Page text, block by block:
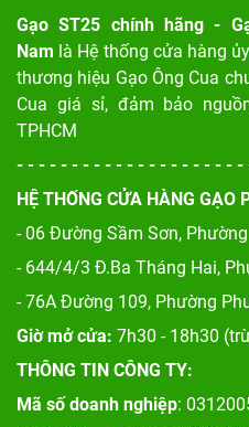
Gạo ST25 chính hãng -
Nam là Hệ thống cửa hàng
thương hiệu Gạo Ông Cua
Cua giá sỉ, đảm bảo
TPHCM
- - - - - - - - - - - - - - - - - - - -
HỆ THỐNG CỬA HÀNG GẠO
- 06 Đường Sầm Sơn, Phư
- 644/4/3 Đ.Ba Tháng Hai,
- 76A Đường 109, Phường
Giờ mở cửa: 7h30 - 18h30
THÔNG TIN CÔNG TY:
Mã số doanh nghiệp: